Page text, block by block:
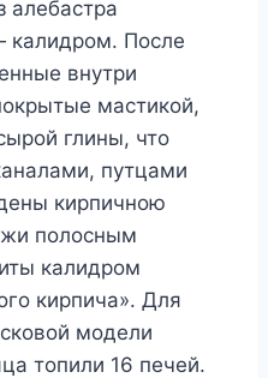
алебастра
калидром. После
внутри
мастикой,
глины, что
путцами
кирпичною
полосным
калидром
кирпича». Для
модели
топили 16 печей.